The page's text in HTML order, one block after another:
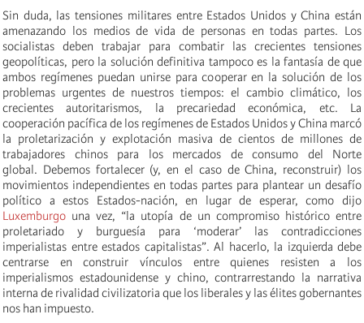
Sin duda, las tensiones militares entre Estados Unidos y China están
amenazando los medios de vida de personas en todas partes. Los
socialistas deben trabajar para combatir las crecientes tensiones
geopolíticas, pero la solución definitiva tampoco es la fantasía de que
ambos regímenes puedan unirse para cooperar en la solución de los
problemas urgentes de nuestros tiempos: el cambio climático, los
crecientes autoritarismos, la precariedad económica, etc. La
cooperación pacífica de los regímenes de Estados Unidos y China marcó
la proletarización y explotación masiva de cientos de millones de
trabajadores chinos para los mercados de consumo del Norte
global. Debemos fortalecer (y, en el caso de China, reconstruir) los
movimientos independientes en todas partes para plantear un desafío
político a estos Estados-nación, en lugar de esperar, como dijo
Luxemburgo una vez, “la utopía de un compromiso histórico entre
proletariado y burguesía para ‘moderar’ las contradicciones
imperialistas entre estados capitalistas”. Al hacerlo, la izquierda debe
centrarse en construir vínculos entre quienes resisten a los
imperialismos estadounidense y chino, contrarrestando la narrativa
interna de rivalidad civilizatoria que los liberales y las élites gobernantes
nos han impuesto.